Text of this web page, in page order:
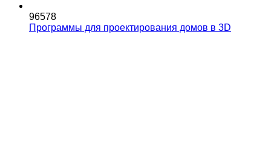
96578
Программы для проектирования домов в 3D